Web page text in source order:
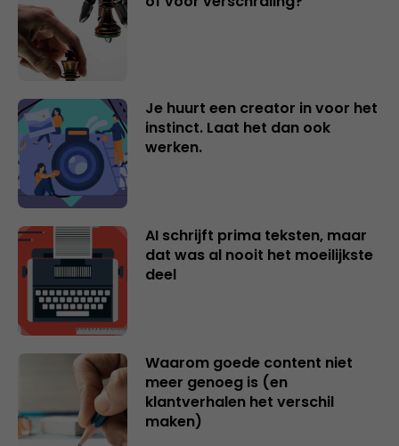
Je huurt een creator in voor het
instinct. Laat het dan ook
werken.
AI schrijft prima teksten, maar
dat was al nooit het moeilijkste
deel
Waarom goede content niet
meer genoeg is (en
klantverhalen het verschil
maken)